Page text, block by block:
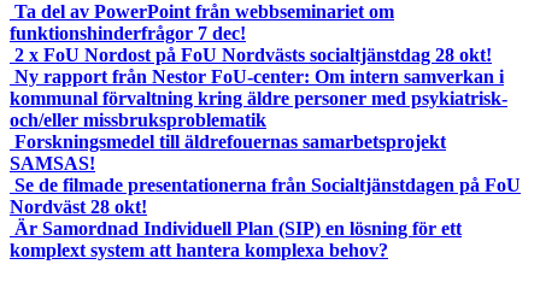
Ta del av PowerPoint från webbseminariet om
funktionshinderfrågor 7 dec!
2 x FoU Nordost på FoU Nordvästs socialtjänstdag 28 okt!
Ny rapport från Nestor FoU-center: Om intern samverkan i
kommunal förvaltning kring äldre personer med psykiatrisk-
och/eller missbruksproblematik
Forskningsmedel till äldrefouernas samarbetsprojekt
SAMSAS!
Se de filmade presentationerna från Socialtjänstdagen på FoU
Nordväst 28 okt!
Är Samordnad Individuell Plan (SIP) en lösning för ett
komplext system att hantera komplexa behov?